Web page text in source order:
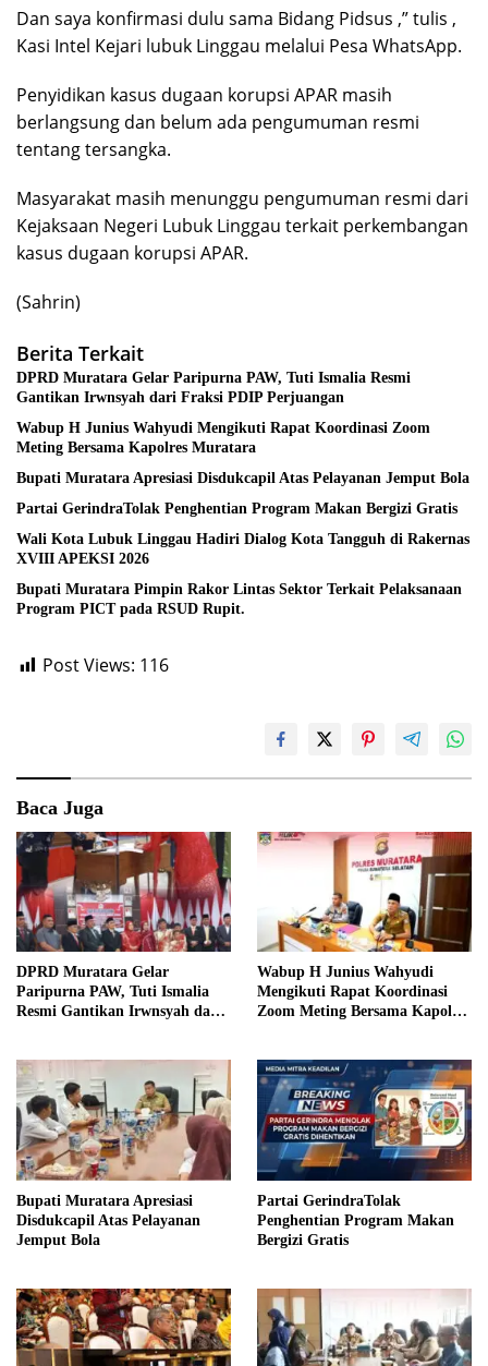
Dan saya konfirmasi dulu sama Bidang Pidsus ,” tulis ,
Kasi Intel Kejari lubuk Linggau melalui Pesa WhatsApp.
Penyidikan kasus dugaan korupsi APAR masih
berlangsung dan belum ada pengumuman resmi
tentang tersangka.
Masyarakat masih menunggu pengumuman resmi dari
Kejaksaan Negeri Lubuk Linggau terkait perkembangan
kasus dugaan korupsi APAR.
(Sahrin)
Berita Terkait
DPRD Muratara Gelar Paripurna PAW, Tuti Ismalia Resmi
Gantikan Irwnsyah dari Fraksi PDIP Perjuangan
Wabup H Junius Wahyudi Mengikuti Rapat Koordinasi Zoom
Meting Bersama Kapolres Muratara
Bupati Muratara Apresiasi Disdukcapil Atas Pelayanan Jemput Bola
Partai GerindraTolak Penghentian Program Makan Bergizi Gratis
Wali Kota Lubuk Linggau Hadiri Dialog Kota Tangguh di Rakernas
XVIII APEKSI 2026
Bupati Muratara Pimpin Rakor Lintas Sektor Terkait Pelaksanaan
Program PICT pada RSUD Rupit.
Post Views: 116
Baca Juga
DPRD Muratara Gelar
Paripurna PAW, Tuti Ismalia
Resmi Gantikan Irwnsyah dari
Wabup H Junius Wahyudi
Mengikuti Rapat Koordinasi
Zoom Meting Bersama Kapolres
Bupati Muratara Apresiasi
Disdukcapil Atas Pelayanan
Jemput Bola
Partai GerindraTolak
Penghentian Program Makan
Bergizi Gratis